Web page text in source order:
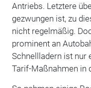
Antriebs. Letztere
gezwungen ist, zu
nicht regelmäßig.
prominent an
Schnellladern ist nur
Tarif-Maßnahmen in